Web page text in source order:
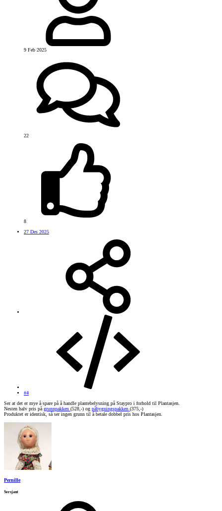
9 Feb 2025
22
8
27 Des 2025
#4
Ser at det er mye å spare på å handle plantebelysning på Staypro i forhold til Plantasjen.
Nesten halv pris på grunnpakken (528,-) og påbygningspakken (375,-)
Produktet er identisk, så ser ingen grunn til å betale dobbel pris hos Plantasjen.
Pernille
Sersjant